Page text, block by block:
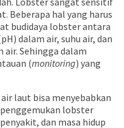
Beberapa hal yang harus
budidaya lobster antara
dalam air, suhu air, dan
Sehingga dalam
(monitoring) yang
laut bisa menyebabkan
lobster
dan masa hidup